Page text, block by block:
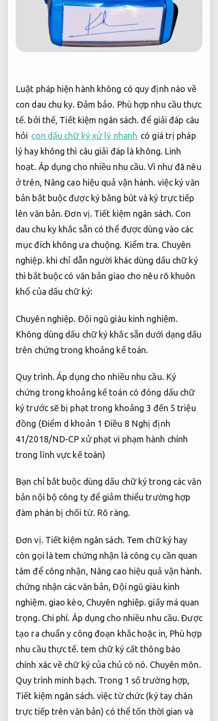
Luật pháp hiện hành không có quy định nào về
con dau chu ky. Đảm bảo. Phù hợp nhu cầu thực
tế. bởi thế, Tiết kiệm ngân sách. để giải đáp câu
hỏi con dấu chữ ký xử lý nhanh có giá trị pháp
lý hay không thì câu giải đáp là không. Linh
hoạt. Áp dụng cho nhiều nhu cầu. Vì như đã nêu
ở trên, Nâng cao hiệu quả vận hành. việc ký văn
bản bắt buộc được ký bằng bút và ký trực tiếp
lên văn bản.Đơn vị. Tiết kiệm ngân sách. Con
dau chu ky khắc sẵn có thể được dùng vào các
mục đích không ưa chuộng. Kiểm tra. Chuyên
nghiệp.khi chỉ dẫn người khác dùng dấu chữ ký
thì bắt buộc có văn bản giao cho nêu rõ khuôn
khổ của dấu chữ ký:
Chuyên nghiệp. Đội ngũ giàu kinh nghiệm.
Không dùng dấu chữ ký khắc sẵn dưới dạng dấu
trên chứng trong khoảng kế toán.
Quy trình. Áp dụng cho nhiều nhu cầu. Ký
chứng trong khoảng kế toán có đóng dấu chữ
ký trước sẽ bị phạt trong khoảng 3 đến 5 triệu
đồng (Điểm d khoản 1 Điều 8 Nghị định
41/2018/ND-CP xử phạt vi phạm hành chính
trong lĩnh vực kế toán)
Bạn chỉ bắt buộc dùng dấu chữ ký trong các văn
bản nội bộ công ty để giảm thiểu trường hợp
đàm phán bị chối từ. Rõ ràng.
Đơn vị. Tiết kiệm ngân sách. Tem chữ ký hay
còn gọi là tem chứng nhận là công cụ cần quan
tâm để công nhận, Nâng cao hiệu quả vận hành.
chứng nhận các văn bản,Đội ngũ giàu kinh
nghiệm. giao kèo, Chuyên nghiệp. giấy má quan
trọng. Chi phí. Áp dụng cho nhiều nhu cầu. Được
tạo ra chuẩn y công đoạn khắc hoặc in, Phù hợp
nhu cầu thực tế. tem chữ ký cất thông báo
chính xác về chữ ký của chủ có nó. Chuyên môn.
Quy trình minh bạch. Trong 1 số trường hợp,
Tiết kiệm ngân sách. việc từ chức (ký tay chân
trực tiếp trên văn bản) có thể tốn thời gian và